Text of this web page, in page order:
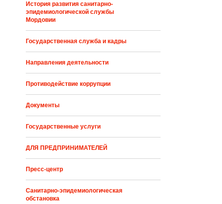
История развития санитарно-
эпидемиологической службы
Мордовии
Государственная служба и кадры
Направления деятельности
Противодействие коррупции
Документы
Государственные услуги
ДЛЯ ПРЕДПРИНИМАТЕЛЕЙ
Пресс-центр
Санитарно-эпидемиологическая
обстановка